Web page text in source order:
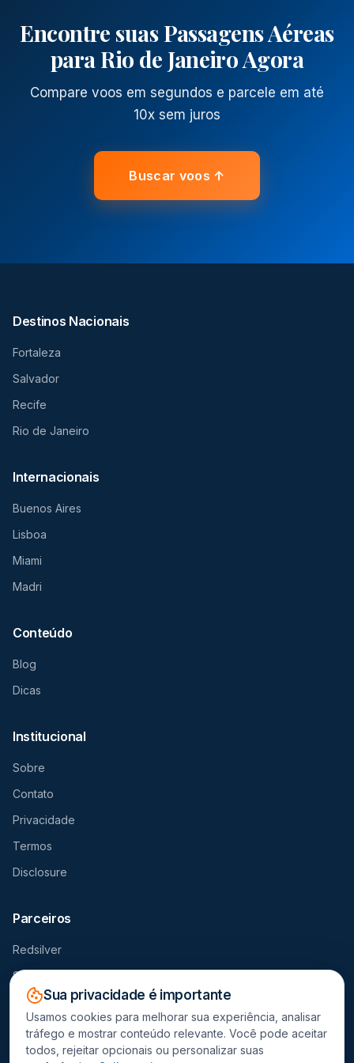
Encontre suas Passagens Aéreas
para Rio de Janeiro Agora
Compare voos em segundos e parcele em até
10x sem juros
Buscar voos ↑
Destinos Nacionais
Fortaleza
Salvador
Recife
Rio de Janeiro
Internacionais
Buenos Aires
Lisboa
Miami
Madri
Conteúdo
Blog
Dicas
Institucional
Sobre
Contato
Privacidade
Termos
Disclosure
Parceiros
Redsilver
Seguro Viagem
Destravador
Sua privacidade é importante
Usamos cookies para melhorar sua experiência, analisar
tráfego e mostrar conteúdo relevante. Você pode aceitar
todos, rejeitar opcionais ou personalizar suas